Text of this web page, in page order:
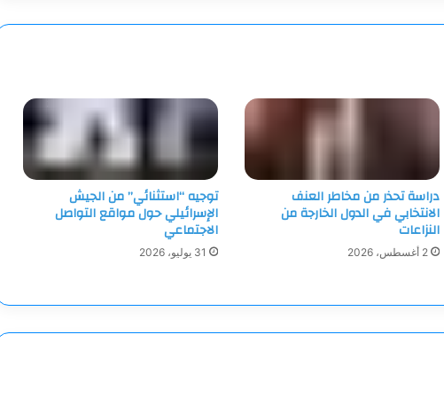
دراسة تحذر من مخاطر العنف
الانتخابي في الدول الخارجة من
النزاعات
2 أغسطس، 2026
توجيه “استثنائي” من الجيش
الإسرائيلي حول مواقع التواصل
الاجتماعي
31 يوليو، 2026